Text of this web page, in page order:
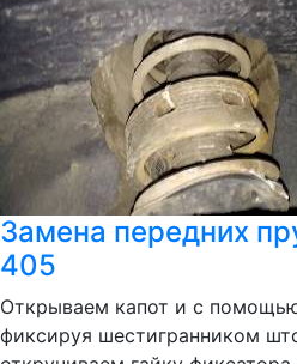
Замена передних
405
Открываем капот и с
фиксируя шестигранником